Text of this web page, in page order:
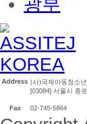
Address (사)국제아동청소
[03084] 서울시 종
Fax
02-745-5864